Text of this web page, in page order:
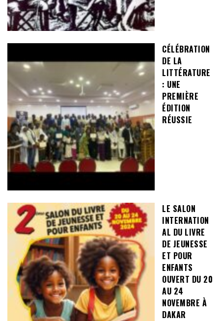
CÉLÉBRATION
DE LA
LITTÉRATURE
: UNE
PREMIÈRE
ÉDITION
RÉUSSIE
LE SALON
INTERNATION
AL DU LIVRE
DE JEUNESSE
ET POUR
ENFANTS
OUVERT DU 20
AU 24
NOVEMBRE À
DAKAR